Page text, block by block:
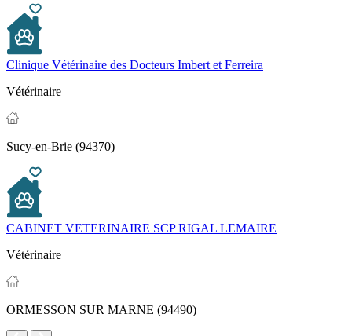
Clinique Vétérinaire des Docteurs Imbert et Ferreira
Vétérinaire
Sucy-en-Brie (94370)
CABINET VETERINAIRE SCP RIGAL LEMAIRE
Vétérinaire
ORMESSON SUR MARNE (94490)